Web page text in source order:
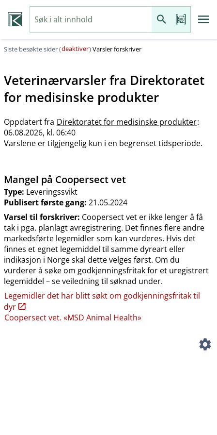
Siste besøkte sider (deaktiver)Varsler forskriver
Veterinærvarsler fra Direktoratet
for medisinske produkter
Oppdatert fra Direktoratet for medisinske produkter:
06.08.2026, kl. 06:40
Varslene er tilgjengelig kun i en begrenset tidsperiode.
Mangel på Coopersect vet
Type: Leveringssvikt
Publisert første gang: 21.05.2024
Varsel til forskriver: Coopersect vet er ikke lenger å få
tak i pga. planlagt avregistrering. Det finnes flere andre
markedsførte legemidler som kan vurderes. Hvis det
finnes et egnet legemiddel til samme dyreart eller
indikasjon i Norge skal dette velges først. Om du
vurderer å søke om godkjenningsfritak for et uregistrert
legemiddel – se veiledning til søknad under.
Legemidler det har blitt søkt om godkjenningsfritak til
dyr
Coopersect vet. «MSD Animal Health»